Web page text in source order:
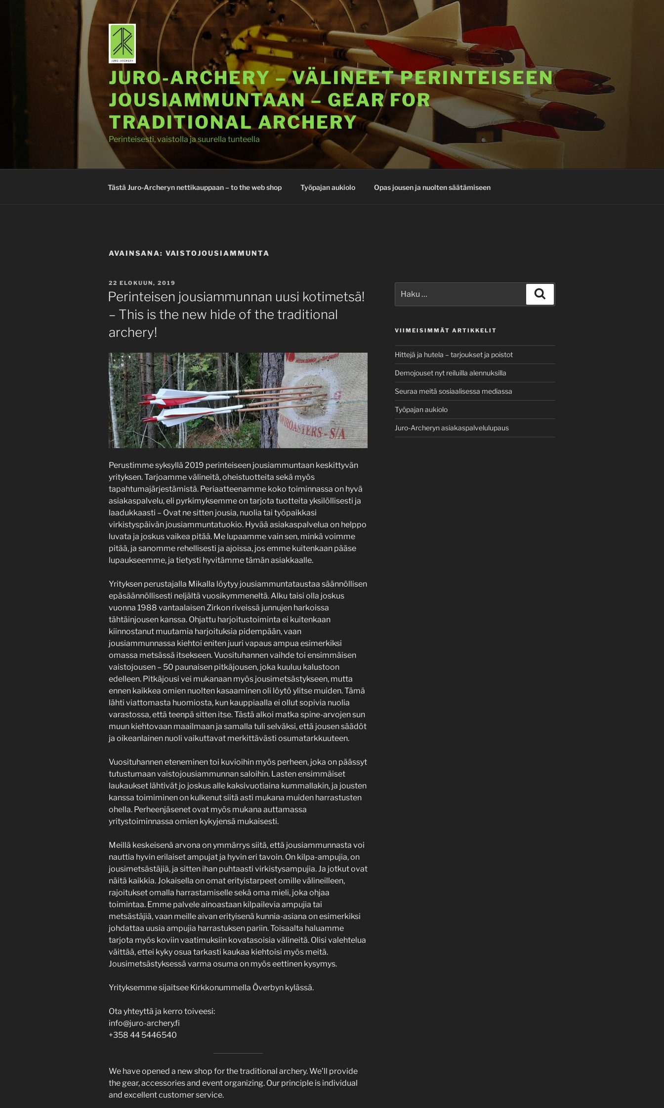
JURO-ARCHERY – VÄLINEET PERINTEISEEN
JOUSIAMMUNTAAN – GEAR FOR
TRADITIONAL ARCHERY
Perinteisesti, vaistolla ja suurella tunteella
Tästä Juro-Archeryn nettikauppaan – to the web shop Työpajan aukiolo Opas jousen ja nuolten säätämiseen
AVAINSANA: VAISTOJOUSIAMMUNTA
JULKAISTU
22 ELOKUUN, 2019
Perinteisen jousiammunnan uusi kotimetsä!
– This is the new hide of the traditional
archery!
Perustimme syksyllä 2019 perinteiseen jousiammuntaan keskittyvän
yrityksen. Tarjoamme välineitä, oheistuotteita sekä myös
tapahtumajärjestämistä. Periaatteenamme koko toiminnassa on hyvä
asiakaspalvelu, eli pyrkimyksemme on tarjota tuotteita yksilöllisesti ja
laadukkaasti – Ovat ne sitten jousia, nuolia tai työpaikkasi
virkistyspäivän jousiammuntatuokio. Hyvää asiakaspalvelua on helppo
luvata ja joskus vaikea pitää. Me lupaamme vain sen, minkä voimme
pitää, ja sanomme rehellisesti ja ajoissa, jos emme kuitenkaan pääse
lupaukseemme, ja tietysti hyvitämme tämän asiakkaalle.
Yrityksen perustajalla Mikalla löytyy jousiammuntataustaa säännöllisen
epäsäännöllisesti neljältä vuosikymmeneltä. Alku taisi olla joskus
vuonna 1988 vantaalaisen Zirkon riveissä junnujen harkoissa
tähtäinjousen kanssa. Ohjattu harjoitustoiminta ei kuitenkaan
kiinnostanut muutamia harjoituksia pidempään, vaan
jousiammunnassa kiehtoi eniten juuri vapaus ampua esimerkiksi
omassa metsässä itsekseen. Vuosituhannen vaihde toi ensimmäisen
vaistojousen – 50 paunaisen pitkäjousen, joka kuuluu kalustoon
edelleen. Pitkäjousi vei mukanaan myös jousimetsästykseen, mutta
ennen kaikkea omien nuolten kasaaminen oli löytö ylitse muiden. Tämä
lähti viattomasta huomiosta, kun kauppiaalla ei ollut sopivia nuolia
varastossa, että teenpä sitten itse. Tästä alkoi matka spine-arvojen sun
muun kiehtovaan maailmaan ja samalla tuli selväksi, että jousen säädöt
ja oikeanlainen nuoli vaikuttavat merkittävästi osumatarkkuuteen.
Vuosituhannen eteneminen toi kuvioihin myös perheen, joka on päässyt
tutustumaan vaistojousiammunnan saloihin. Lasten ensimmäiset
laukaukset lähtivät jo joskus alle kaksivuotiaina kummallakin, ja jousten
kanssa toimiminen on kulkenut siitä asti mukana muiden harrastusten
ohella. Perheenjäsenet ovat myös mukana auttamassa
yritystoiminnassa omien kykyjensä mukaisesti.
Meillä keskeisenä arvona on ymmärrys siitä, että jousiammunnasta voi
nauttia hyvin erilaiset ampujat ja hyvin eri tavoin. On kilpa-ampujia, on
jousimetsästäjiä, ja sitten ihan puhtaasti virkistysampujia. Ja jotkut ovat
näitä kaikkia. Jokaisella on omat erityistarpeet omille välineilleen,
rajoitukset omalla harrastamiselle sekä oma mieli, joka ohjaa
toimintaa. Emme palvele ainoastaan kilpailevia ampujia tai
metsästäjiä, vaan meille aivan erityisenä kunnia-asiana on esimerkiksi
johdattaa uusia ampujia harrastuksen pariin. Toisaalta haluamme
tarjota myös koviin vaatimuksiin kovatasoisia välineitä. Olisi valehtelua
väittää, ettei kyky osua tarkasti kaukaa kiehtoisi myös meitä.
Jousimetsästyksessä varma osuma on myös eettinen kysymys.
Yrityksemme sijaitsee Kirkkonummella Överbyn kylässä.
Ota yhteyttä ja kerro toiveesi:
info@juro-archery.fi
+358 44 5446540
We have opened a new shop for the traditional archery. We’ll provide
the gear, accessories and event organizing. Our principle is individual
and excellent customer service.
VIIMEISIMMÄT ARTIKKELIT
Hittejä ja hutela – tarjoukset ja poistot
Demojouset nyt reiluilla alennuksilla
Seuraa meitä sosiaalisessa mediassa
Työpajan aukiolo
Juro-Archeryn asiakaspalvelulupaus